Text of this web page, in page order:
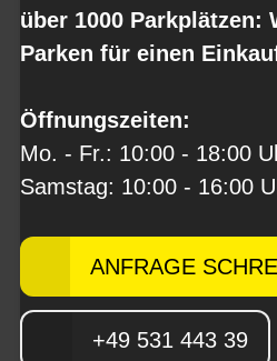
über 1000 Parkplätzen:
Parken für einen
Öffnungszeiten:
Mo. - Fr.: 10:00 - 18:00
Samstag: 10:00 - 16:00
ANFRAGE
+49 531 443 39